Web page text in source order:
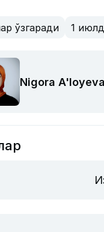
ўзгаради 1
Nigora A'loyeva